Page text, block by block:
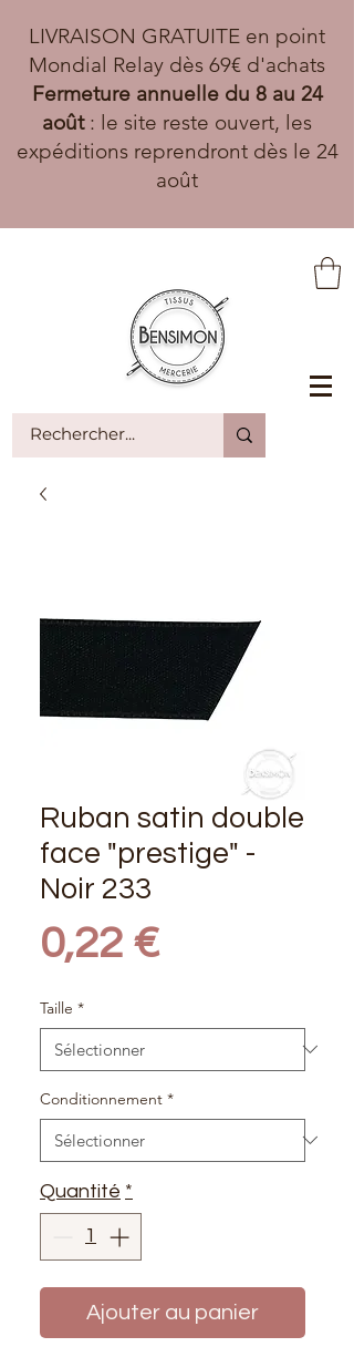
LIVRAISON GRATUITE en point
Mondial Relay dès 69€ d'achats
Fermeture annuelle du 8 au 24
août: le site reste ouvert, les
expéditions reprendront dès le 24
août
Ruban satin double
face "prestige" -
Noir 233
0,22 €Prix
Taille *
Conditionnement *
Quantité *
Ajouter au panier